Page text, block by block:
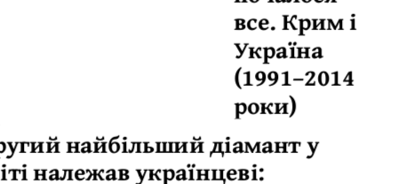
все. Крим і
Україна
(1991–2014
роки)
найбільший діамант у
належав українцеві: